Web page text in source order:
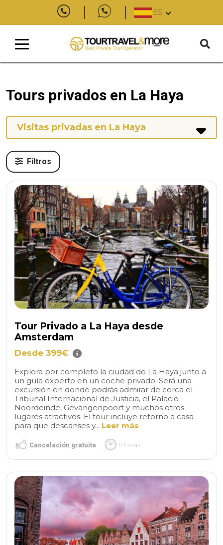
ES
Tours privados en La Haya
Visitas privadas en La Haya
Filtros
Tour Privado a La Haya desde
Amsterdam
Desde 399€
Explora por completo la ciudad de La Haya junto a
un guía experto en un coche privado. Será una
excursión en donde podrás admirar de cerca el
Tribunal Internacional de Justicia, el Palacio
Noordeinde, Gevangenpoort y muchos otros
lugares atractivos. El tour incluye retorno a casa
para que descanses y... Leer más
Cancelación gratuita 6 horas